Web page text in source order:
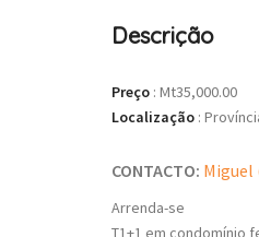
Descrição
Preço : Mt35,000.00
Localização :
CONTACTO: Miguel
Arrenda-se
T1+1 em condomínio